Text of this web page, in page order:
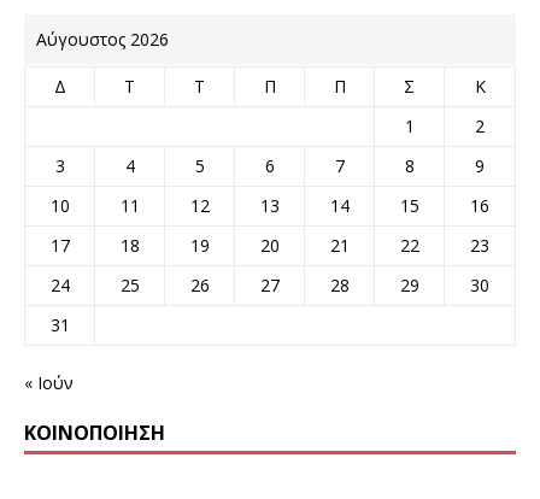
Αύγουστος 2026
Δ Τ Τ Π Π Σ
Κ
1
2
3
4 5 6 7 8
9
10
11 12 13 14 15
16
17
18 19 20 21 22
23
24
25 26 27 28 29
30
31
« Ιούν
ΚΟΙΝΟΠΟΊΗΣΗ